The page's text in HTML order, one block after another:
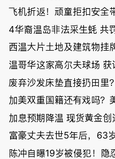
飞机折返！顽童拒扣安全
4华裔温岛非法采生蚝 共
西温大片土地及建筑物挂
温哥华这家高尔夫球场
废弃沙发床垫直接扔田里
加美双重国籍还有戏吗？
加息预期降温 现货黄金创
富豪丈夫去世5年后，63
陈冲自曝19岁被侵犯！隐